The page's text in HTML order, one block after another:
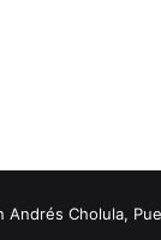
Cholula,